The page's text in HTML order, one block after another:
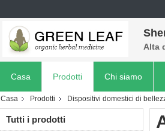
Alta
Casa Prodotti Chi siamo
Casa Prodotti Dispositivi domestici di
Tutti i prodotti